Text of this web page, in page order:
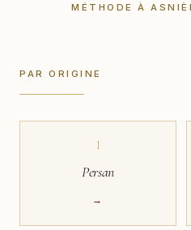
MÉTHODE À
PAR ORIGINE
I
Persan
→